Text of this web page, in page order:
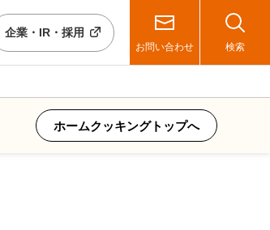
企業・IR・採用
お問い合わせ 検索
ホームクッキングトップへ